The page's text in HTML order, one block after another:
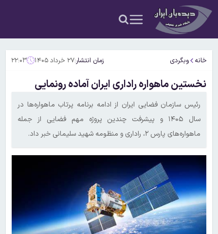
خانه وبگردی زمان انتشار:۲۷ خرداد ۱۴۰۵ ۲۲:۰۳
نخستین ماهواره راداری ایران آماده رونمایی
رئیس سازمان فضایی ایران از ادامه برنامه پرتاب ماهواره‌ها در
سال ۱۴۰۵ و پیشرفت چندین پروژه مهم فضایی از جمله
ماهواره‌های پارس ۲، راداری و منظومه شهید سلیمانی خبر داد.